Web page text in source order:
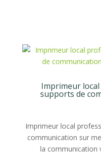
Imprimeur
supports de
Imprimeur local
communication sur
la communication